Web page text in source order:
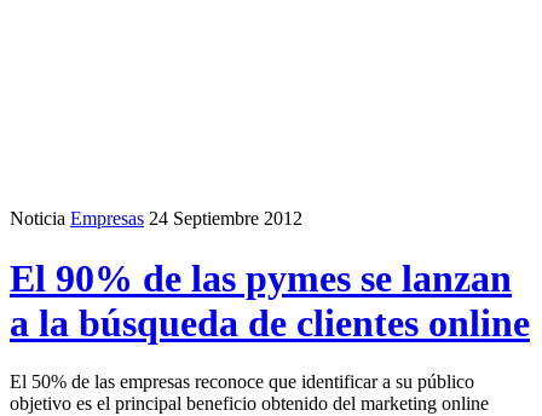
Noticia Empresas 24 Septiembre 2012
El 90% de las pymes se lanzan
a la búsqueda de clientes online
El 50% de las empresas reconoce que identificar a su público
objetivo es el principal beneficio obtenido del marketing online